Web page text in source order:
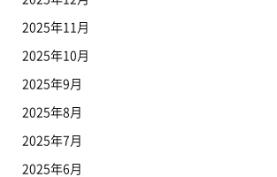
2025年11月
2025年10月
2025年9月
2025年8月
2025年7月
2025年6月